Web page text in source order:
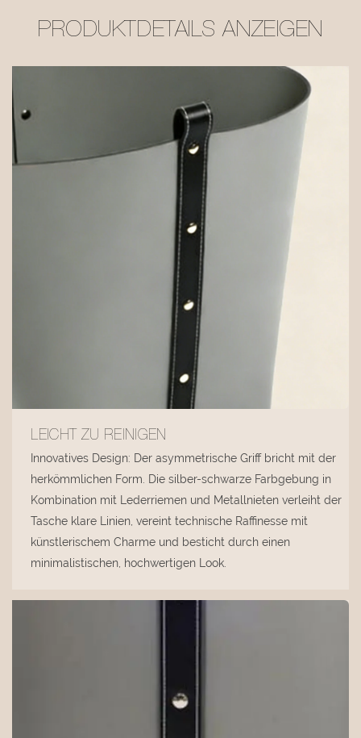
PRODUKTDETAILS ANZEIGEN
LEICHT ZU REINIGEN
Innovatives Design: Der asymmetrische Griff bricht mit der
herkömmlichen Form. Die silber-schwarze Farbgebung in
Kombination mit Lederriemen und Metallnieten verleiht der
Tasche klare Linien, vereint technische Raffinesse mit
künstlerischem Charme und besticht durch einen
minimalistischen, hochwertigen Look.